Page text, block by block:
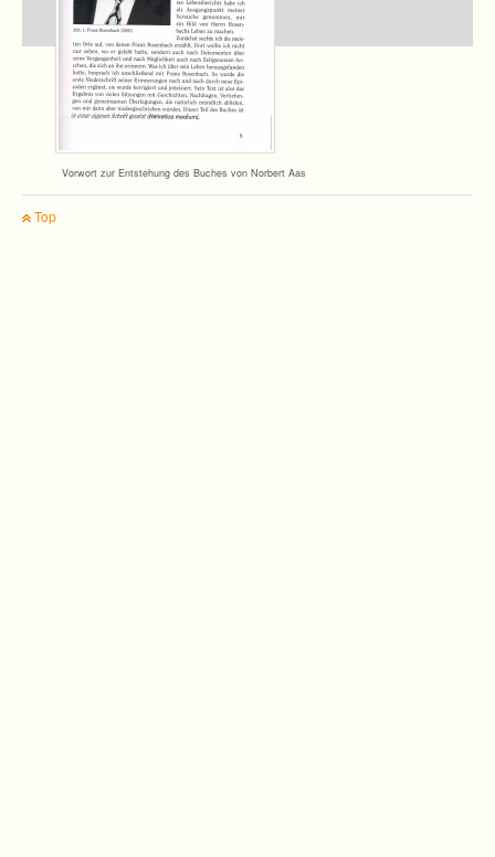
Vor­wort zur Ent­ste­hung des Buches von Nor­bert Aas
Top